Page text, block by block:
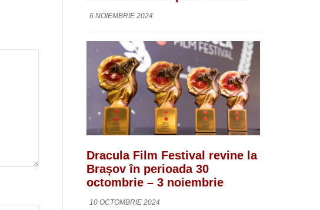
6 NOIEMBRIE 2024
Dracula Film Festival revine la
Brașov în perioada 30
octombrie – 3 noiembrie
10 OCTOMBRIE 2024